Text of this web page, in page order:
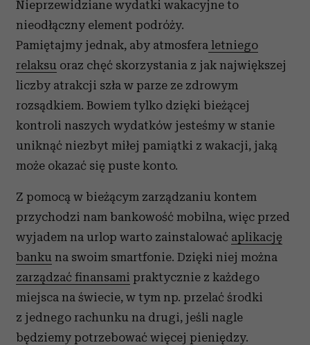
Nieprzewidziane wydatki wakacyjne to
nieodłączny element podróży.
Pamiętajmy jednak, aby atmosfera letniego
relaksu oraz chęć skorzystania z jak największej
liczby atrakcji szła w parze ze zdrowym
rozsądkiem. Bowiem tylko dzięki bieżącej
kontroli naszych wydatków jesteśmy w stanie
uniknąć niezbyt miłej pamiątki z wakacji, jaką
może okazać się puste konto.
Z pomocą w bieżącym zarządzaniu kontem
przychodzi nam bankowość mobilna, więc przed
wyjadem na urlop warto zainstalować aplikację
banku na swoim smartfonie. Dzięki niej można
zarządzać finansami praktycznie z każdego
miejsca na świecie, w tym np. przelać środki
z jednego rachunku na drugi, jeśli nagle
będziemy potrzebować więcej pieniędzy.